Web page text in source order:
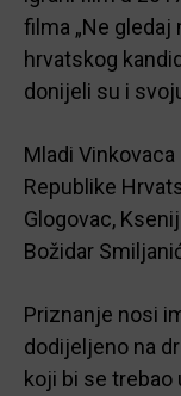
filma „Ne gledaj
hrvatskog
donijeli su i
Mladi
Republike
Glogovac,
Božidar
Priznanje nosi
dodijeljeno na
koji bi se trebao